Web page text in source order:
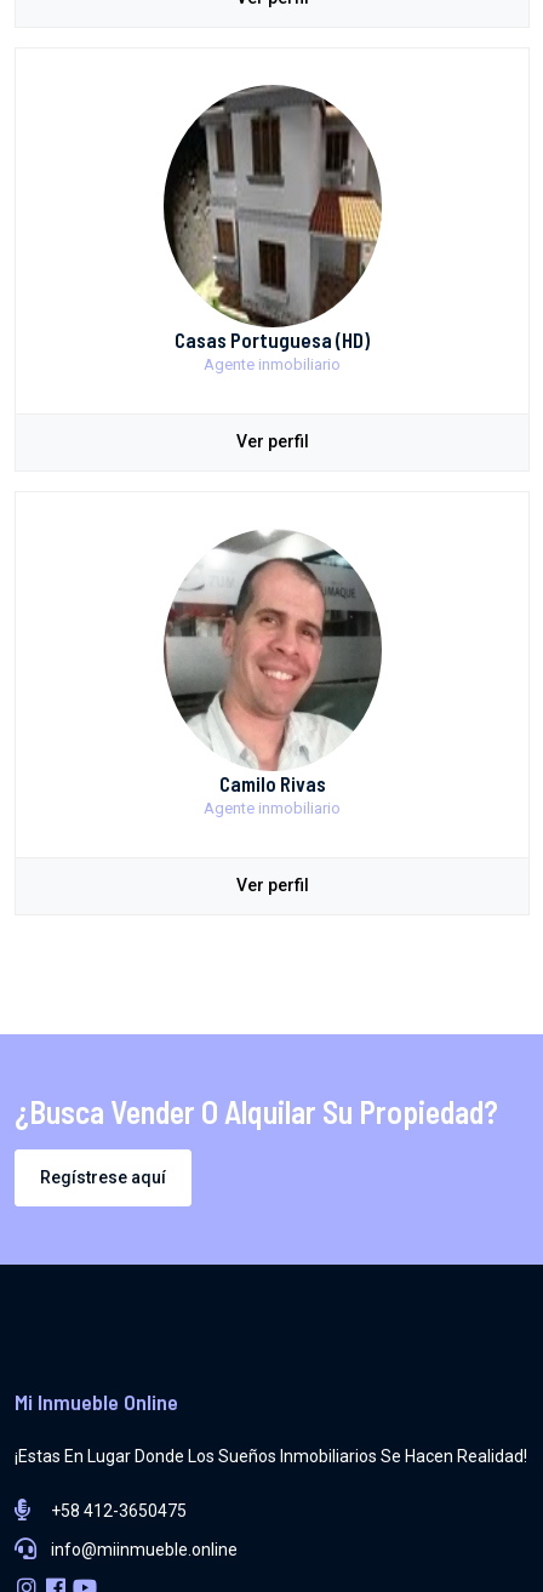
Casas Portuguesa (HD)
Agente inmobiliario
Ver perfil
Camilo Rivas
Agente inmobiliario
Ver perfil
¿Busca Vender O Alquilar Su Propiedad?
Regístrese aquí
Mi Inmueble Online
¡Estas En Lugar Donde Los Sueños Inmobiliarios Se Hacen Realidad!
+58 412-3650475
info@miinmueble.online